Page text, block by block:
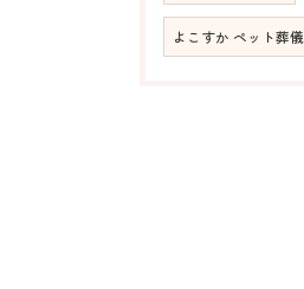
よこすか ペット葬儀